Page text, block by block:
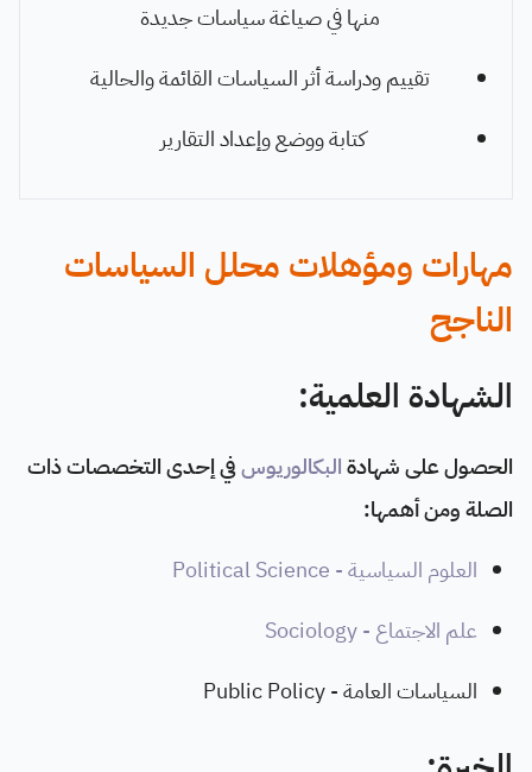
منها في صياغة سياسات جديدة
تقييم ودراسة أثر السياسات القائمة والحالية
كتابة ووضع وإعداد التقارير
مهارات ومؤهلات محلل السياسات
الناجح
الشهادة العلمية:
الحصول على شهادةالبكالوريوسفي إحدى التخصصات ذات
الصلة ومن أهمها:
العلوم السياسية - Political Science
علم الاجتماع - Sociology
السياسات العامة - Public Policy